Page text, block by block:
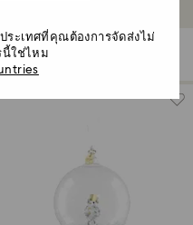
ตัวกรอง
ตัว
กรอง
ระเทศที่คุณต้องการจัดส่งไม่
นี้ใช่ไหม